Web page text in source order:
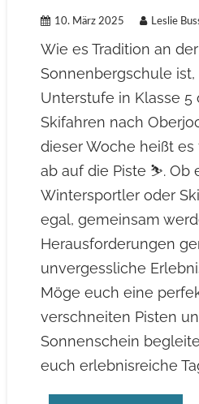
10. März 2025 Leslie
Wie es Tradition an der
Sonnenbergschule ist,
Unterstufe in Klasse 5
Skifahren nach
dieser Woche heißt es
ab auf die Piste ⛷️. Ob
Wintersportler oder
egal, gemeinsam
Herausforderungen
unvergessliche
Möge euch eine
verschneiten Pisten
Sonnenschein
euch erlebnisreiche